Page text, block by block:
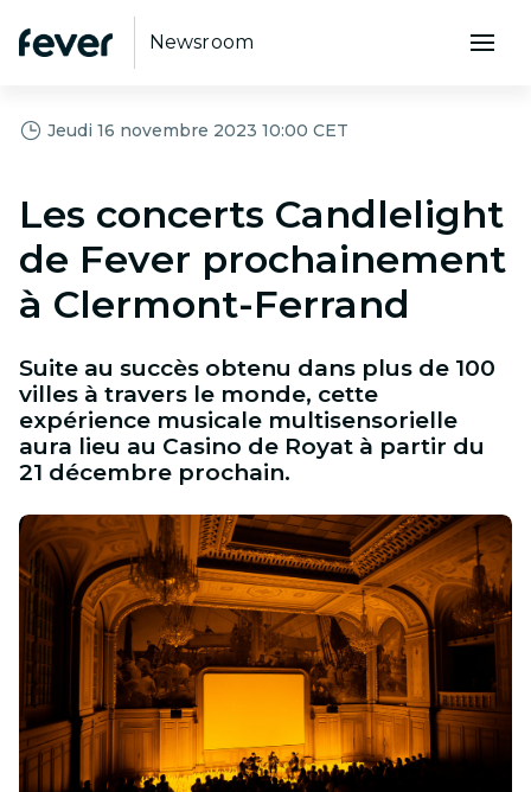
Newsroom
Jeudi 16 novembre 2023 10:00 CET
Les concerts Candlelight
de Fever prochainement
à Clermont-Ferrand
Suite au succès obtenu dans plus de 100
villes à travers le monde, cette
expérience musicale multisensorielle
aura lieu au Casino de Royat à partir du
21 décembre prochain.